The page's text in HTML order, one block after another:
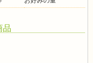
品